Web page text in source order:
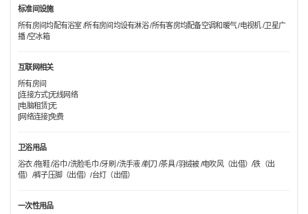
标准间设施
所有房间均配有浴室 /所有房间均设有淋浴 /所有客房均配备空调和暖气 /电视机 /卫星广
播 /空冰箱
互联网相关
所有房间
[连接方式]无线网络
[电脑租赁]无
[网络连接]免费
卫浴用品
浴衣 /拖鞋 /浴巾 /洗脸毛巾 /牙刷 /洗手液 /剃刀 /茶具 /羽绒被 /电吹风（出借）/铁（出
借）/裤子压脚（出借）/台灯（出借）
一次性用品